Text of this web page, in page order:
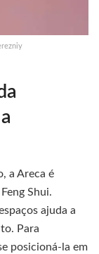
a Areca é
Shui.
ajuda a
Para
posicioná-la em